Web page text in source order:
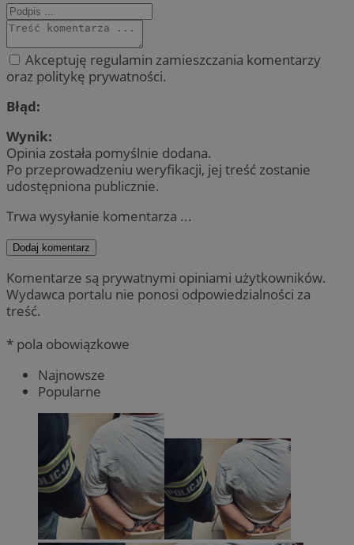
Akceptuję regulamin zamieszczania komentarzy
oraz politykę prywatności.
Błąd:
Wynik:
Opinia została pomyślnie dodana.
Po przeprowadzeniu weryfikacji, jej treść zostanie
udostępniona publicznie.
Trwa wysyłanie komentarza ...
Dodaj komentarz
Komentarze są prywatnymi opiniami użytkowników.
Wydawca portalu nie ponosi odpowiedzialności za
treść.
* pola obowiązkowe
Najnowsze
Popularne